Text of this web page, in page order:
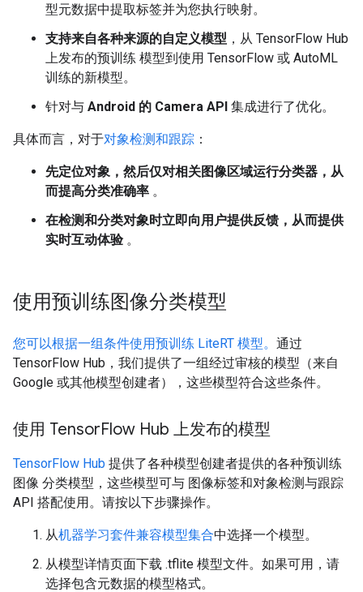
型元数据中提取标签并为您执行映射。
支持来自各种来源的自定义模型 ，从 TensorFlow Hub
上发布的预训练 模型到使用 TensorFlow 或 AutoML
训练的新模型。
针对与 Android 的 Camera API 集成进行了优化。
具体而言，对于对象检测和跟踪 ：
先定位对象，然后仅对相关图像区域运行分类器，从
而提高分类准确率 。
在检测和分类对象时立即向用户提供反馈，从而提供
实时互动体验。
使用预训练图像分类模型
您可以根据一组条件使用预训练 LiteRT 模型。 通过
TensorFlow Hub，我们提供了一组经过审核的模型（来自
Google 或其他模型创建者），这些模型符合这些条件。
使用 TensorFlow Hub 上发布的模型
TensorFlow Hub 提供了各种模型创建者提供的各种预训练
图像 分类模型，这些模型可与 图像标签和对象检测与跟踪
API 搭配使用。请按以下步骤操作。
从机器学习套件兼容模型集合中选择一个模型。
从模型详情页面下载 .tflite 模型文件。如果可用，请
选择包含元数据的模型格式。